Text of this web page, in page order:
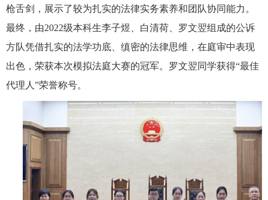
枪舌剑 ， 展示了较为扎实的法律实务素养和团队协同能力 。
最终，由2022级本科生李子煜、白清荷、罗文翌组成的公诉
方队凭借扎实的法学功底、缜密的法律思维，在庭审中表现
出色，荣获本次模拟法庭大赛的冠军。 罗文翌同学获得“最佳
代理人”荣誉称号。